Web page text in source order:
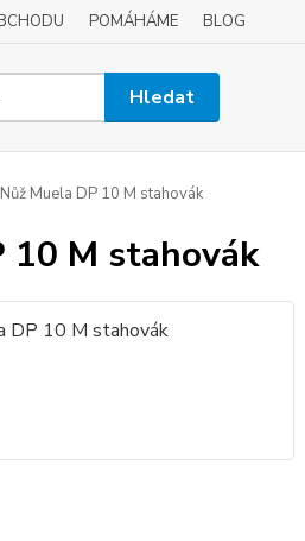
POMÁHÁME BLOG
Hledat
Nůž Muela DP 10 M stahovák
10 M stahovák